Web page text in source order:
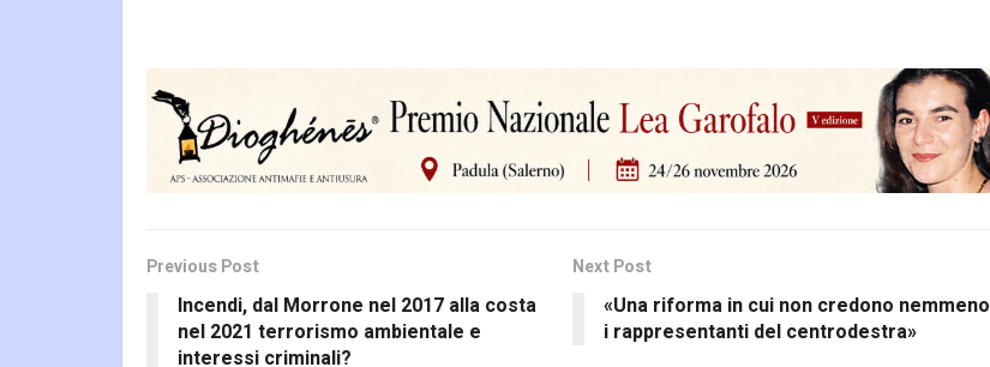
Previous Post
Incendi, dal Morrone nel 2017 alla costa
nel 2021 terrorismo ambientale e
interessi criminali?
Next Post
«Una riforma in cui non credono nemmeno
i rappresentanti del centrodestra»